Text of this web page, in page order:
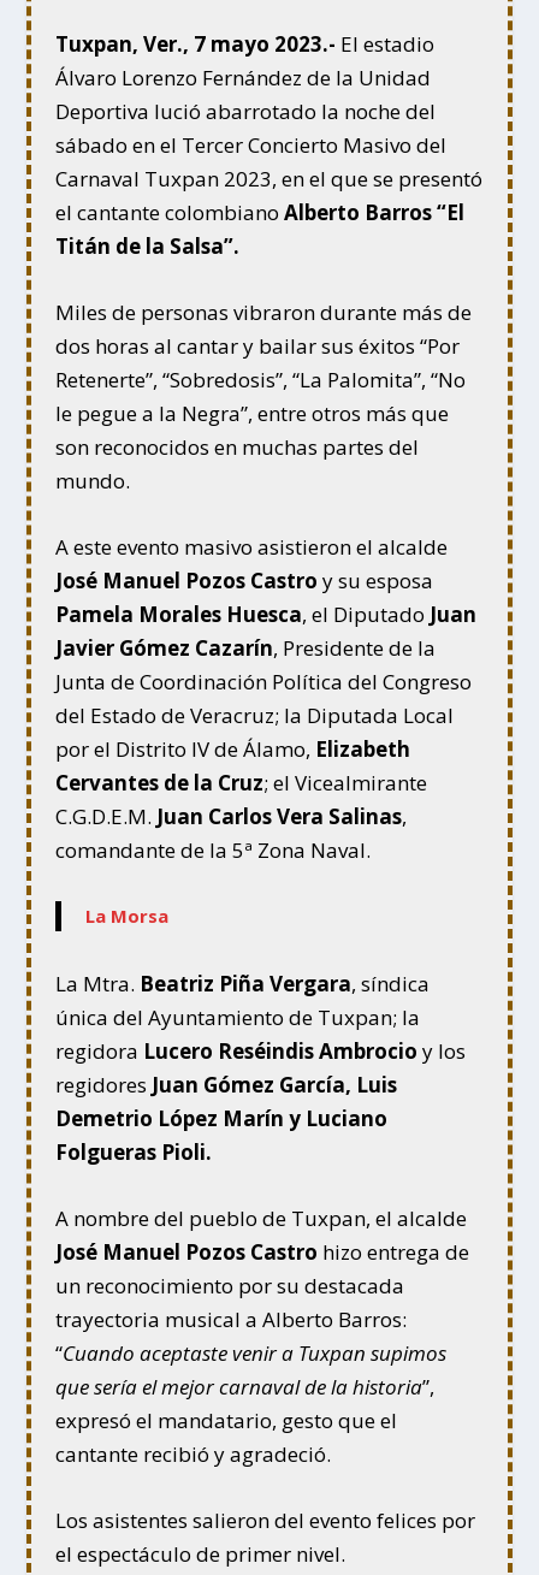
Tuxpan, Ver., 7 mayo 2023.- El estadio
Álvaro Lorenzo Fernández de la Unidad
Deportiva lució abarrotado la noche del
sábado en el Tercer Concierto Masivo del
Carnaval Tuxpan 2023, en el que se presentó
el cantante colombianoAlberto Barros “El
Titán de la Salsa”.
Miles de personas vibraron durante más de
dos horas al cantar y bailar sus éxitos “Por
Retenerte”, “Sobredosis”, “La Palomita”, “No
le pegue a la Negra”, entre otros más que
son reconocidos en muchas partes del
mundo.
A este evento masivo asistieron el alcalde
José Manuel Pozos Castro y su esposa
Pamela Morales Huesca, el Diputado Juan
Javier Gómez Cazarín, Presidente de la
Junta de Coordinación Política del Congreso
del Estado de Veracruz; la Diputada Local
por el Distrito IV de Álamo, Elizabeth
Cervantes de la Cruz; el Vicealmirante
C.G.D.E.M. Juan Carlos Vera Salinas,
comandante de la 5ª Zona Naval.
La Morsa
La Mtra. Beatriz Piña Vergara, síndica
única del Ayuntamiento de Tuxpan; la
regidora Lucero Reséindis Ambrocio y los
regidores Juan Gómez García, Luis
Demetrio López Marín y Luciano
Folgueras Pioli.
A nombre del pueblo de Tuxpan, el alcalde
José Manuel Pozos Castro hizo entrega de
un reconocimiento por su destacada
trayectoria musical a Alberto Barros:
“Cuando aceptaste venir a Tuxpan supimos
que sería el mejor carnaval de la historia”,
expresó el mandatario, gesto que el
cantante recibió y agradeció.
Los asistentes salieron del evento felices por
el espectáculo de primer nivel.